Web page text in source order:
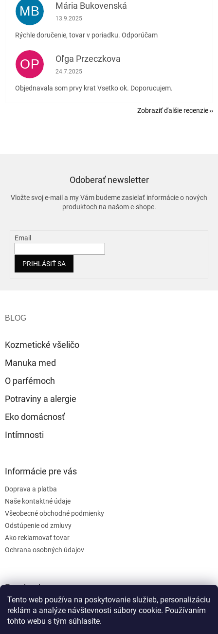
Tento web používa na poskytovanie služieb, personalizáciu
reklám a analýze návštevnosti súbory cookie. Používaním
tohto webu s tým súhlasíte.
MB Mária Bukovenská
Hodnotenie obchodu je 5 z 5 hviezdičiek.
13.9.2025
Rýchle doručenie, tovar v poriadku. Odporúčam
OP Oľga Przeczkova
Hodnotenie obchodu je 5 z 5 hviezdičiek.
24.7.2025
Objednavala som prvy krat Vsetko ok. Doporucujem.
Zobraziť ďalšie recenzie
Odoberať newsletter
Vložte svoj e-mail a my Vám budeme zasielať informácie o nových
produktoch na našom e-shope.
Email
PRIHLÁSIŤ SA
Kozmetické všeličo
Manuka med
O parfémoch
Potraviny a alergie
Eko domácnosť
Intímnosti
Informácie pre vás
Doprava a platba
Naše kontaktné údaje
Všeobecné obchodné podmienky
Odstúpenie od zmluvy
Ako reklamovať tovar
Ochrana osobných údajov
Facebook